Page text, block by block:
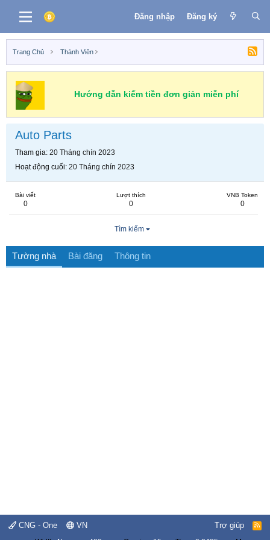
Đăng nhập Đăng ký
Trang Chủ Thành Viên
Hướng dẫn kiếm tiền đơn giản miễn phí
Auto Parts
Tham gia 20 Tháng chín 2023
Hoạt động cuối 20 Tháng chín 2023
Bài viết
0
Lượt thích
0
VNB Token
0
Tìm kiếm
Tường nhà Bài đăng Thông tin
CNG - One VN Trợ giúp
R